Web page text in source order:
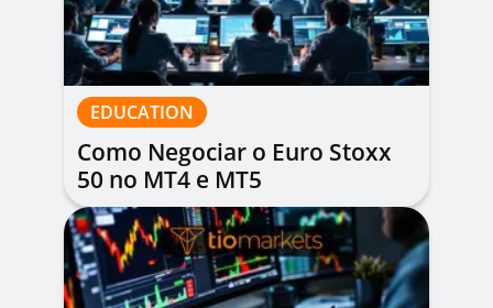
EDUCATION
Como Negociar o Euro Stoxx
50 no MT4 e MT5